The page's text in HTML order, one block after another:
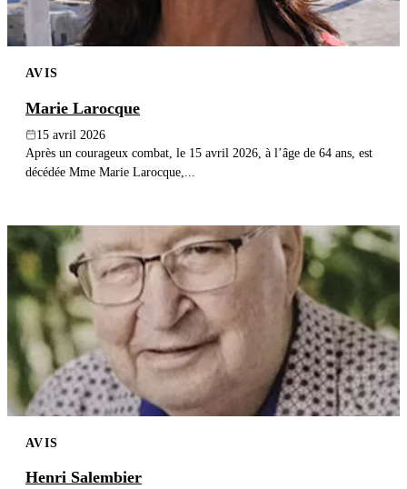
AVIS
Marie Larocque
15 avril 2026
Après un courageux combat, le 15 avril 2026, à l’âge de 64 ans, est
décédée Mme Marie Larocque,...
AVIS
Henri Salembier